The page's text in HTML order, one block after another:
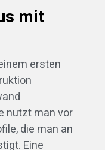
mit
ersten
nutzt man vor
die man an
Eine